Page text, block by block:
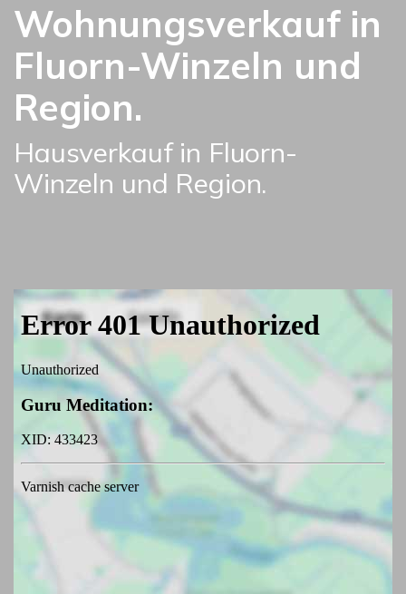
Wohnungsverkauf in
Fluorn-Winzeln und
Region.
Hausverkauf in Fluorn-
Winzeln und Region.